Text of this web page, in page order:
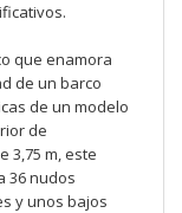
que enamora
de un barco
de un modelo
de
3,75 m, este
36 nudos
y unos bajos